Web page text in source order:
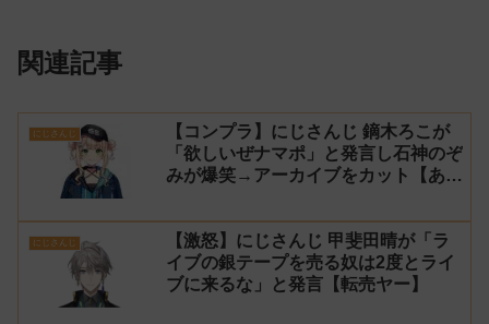
関連記事
にじさんじ
【コンプラ】にじさんじ 鏑木ろこが
「欲しいぜナマポ」と発言し石神のぞ
みが爆笑→アーカイブをカット【あら
にじさんじ
【激怒】にじさんじ 甲斐田晴が「ラ
イブの銀テープを売る奴は2度とライ
ブに来るな」と発言【転売ヤー】